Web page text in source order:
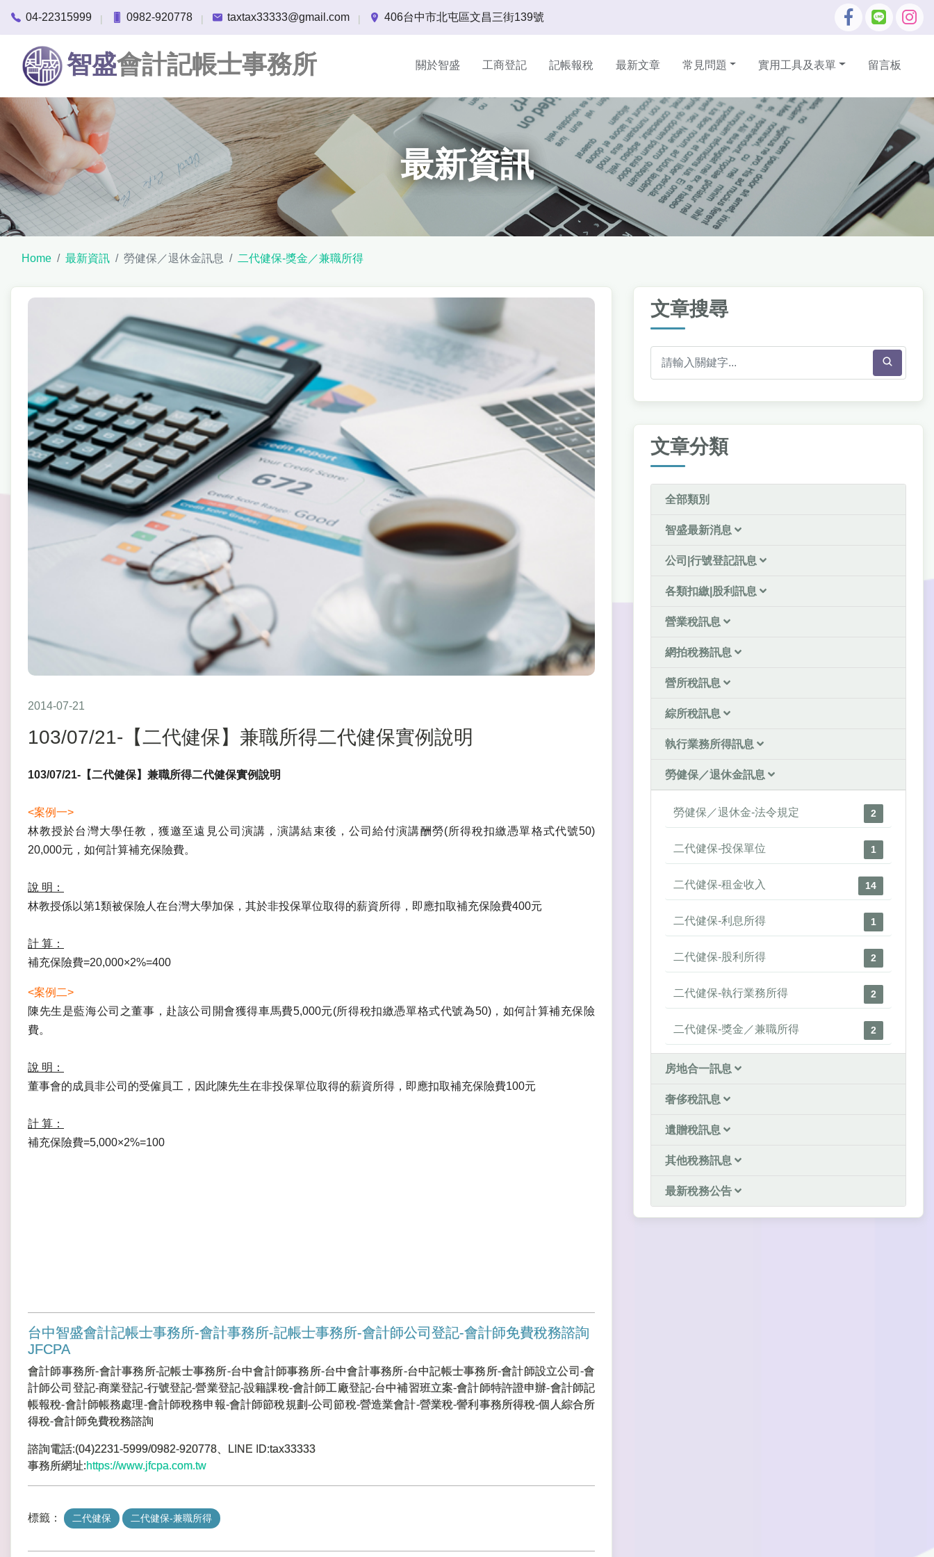
04-22315999 | 0982-920778 | taxtax33333@gmail.com | 406台中市北屯區文昌三街139號
智盛會計記帳士事務所 關於智盛 工商登記 記帳報稅 最新文章 常見問題 實用工具及表單 留言板
最新資訊
Home 最新資訊 勞健保／退休金訊息 二代健保-獎金／兼職所得
2014-07-21
103/07/21-【二代健保】兼職所得二代健保實例說明
103/07/21-【二代健保】兼職所得二代健保實例說明
<案例一>
林教授於台灣大學任教，獲邀至遠見公司演講，演講結束後，公司給付演講酬勞(所得稅扣繳憑單格式代號50)
20,000元，如何計算補充保險費。
說 明：
林教授係以第1類被保險人在台灣大學加保，其於非投保單位取得的薪資所得，即應扣取補充保險費400元
計 算：
補充保險費=20,000×2%=400
<案例二>
陳先生是藍海公司之董事，赴該公司開會獲得車馬費5,000元(所得稅扣繳憑單格式代號為50)，如何計算補充保險
費。
說 明：
董事會的成員非公司的受僱員工，因此陳先生在非投保單位取得的薪資所得，即應扣取補充保險費100元
計 算：
補充保險費=5,000×2%=100
台中智盛會計記帳士事務所-會計事務所-記帳士事務所-會計師公司登記-會計師免費稅務諮詢
JFCPA
會計師事務所-會計事務所-記帳士事務所-台中會計師事務所-台中會計事務所-台中記帳士事務所-會計師設立公司-會
計師公司登記-商業登記-行號登記-營業登記-設籍課稅-會計師工廠登記-台中補習班立案-會計師特許證申辦-會計師記
帳報稅-會計師帳務處理-會計師稅務申報-會計師節稅規劃-公司節稅-營造業會計-營業稅-謍利事務所得稅-個人綜合所
得稅-會計師免費稅務諮詢
諮詢電話:(04)2231-5999/0982-920778、LINE ID:tax33333
事務所網址:https://www.jfcpa.com.tw
標籤： 二代健保 二代健保-兼職所得
文章搜尋
文章分類
全部類別
智盛最新消息
公司|行號登記訊息
各類扣繳|股利訊息
營業稅訊息
網拍稅務訊息
營所稅訊息
綜所稅訊息
執行業務所得訊息
勞健保／退休金訊息
勞健保／退休金-法令規定 2
二代健保-投保單位 1
二代健保-租金收入 14
二代健保-利息所得 1
二代健保-股利所得 2
二代健保-執行業務所得 2
二代健保-獎金／兼職所得 2
房地合一訊息
奢侈稅訊息
遺贈稅訊息
其他稅務訊息
最新稅務公告